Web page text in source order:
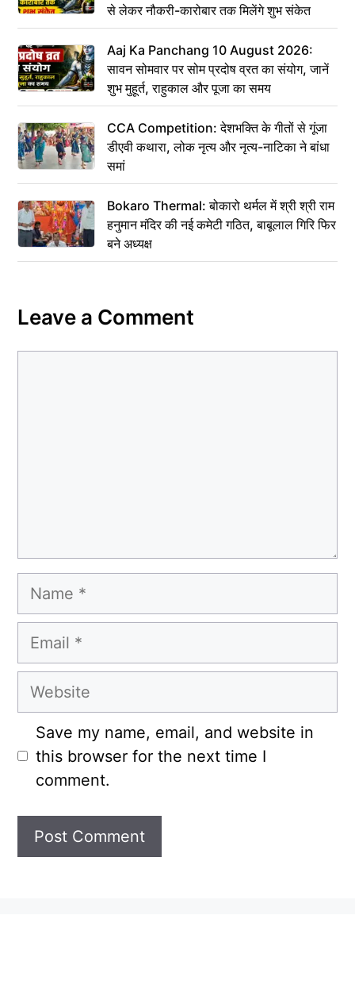
से लेकर नौकरी-कारोबार तक मिलेंगे शुभ संकेत
Aaj Ka Panchang 10 August 2026:
सावन सोमवार पर सोम प्रदोष व्रत का संयोग, जानें
शुभ मुहूर्त, राहुकाल और पूजा का समय
CCA Competition: देशभक्ति के गीतों से गूंजा
डीएवी कथारा, लोक नृत्य और नृत्य-नाटिका ने बांधा
समां
Bokaro Thermal: बोकारो थर्मल में श्री श्री राम
हनुमान मंदिर की नई कमेटी गठित, बाबूलाल गिरि फिर
बने अध्यक्ष
Leave a Comment
Name
Email
Website
Save my name, email, and website in
this browser for the next time I
comment.